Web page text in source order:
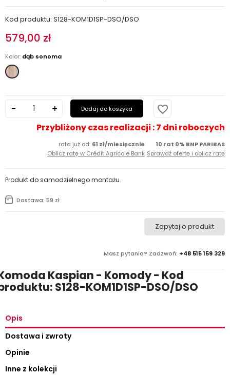
Kod produktu: S128-KOM1D1SP-DSO/DSO
579,00 zł
Kolor: dąb sonoma
dąb
Dodaj do koszyka favorite_border
Przybliżony czas realizacji : 7 dni roboczych
rata już od: 61 zł/miesięcznie
Oblicz ratę w Crédit Agricole Bank
10 rat 0% BNP PARIBAS
Sprawdź ofertę i oblicz ratę
Masz pytania? Zadzwoń: +48 515 159 329
Zapytaj o produkt
Dostawa: 59 zł
Produkt do samodzielnego montażu.
Kaspian - Komody - Kod
S128-KOM1D1SP-DSO/DSO
Opis
Dostawa i zwroty
Opinie
Inne z kolekcji